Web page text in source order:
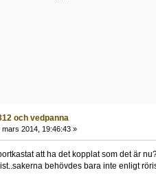
och vedpanna
mars 2014, 19:46:43 »
att ha det kopplat som det är
behövdes bara inte enligt